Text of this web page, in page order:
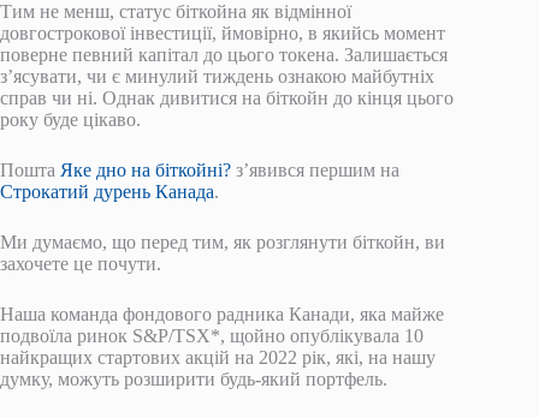
Тим не менш, статус біткойна як відмінної
довгострокової інвестиції, ймовірно, в якийсь момент
поверне певний капітал до цього токена. Залишається
з’ясувати, чи є минулий тиждень ознакою майбутніх
справ чи ні. Однак дивитися на біткойн до кінця цього
року буде цікаво.
Пошта Яке дно на біткойні? з’явився першим на
Строкатий дурень Канада.
Ми думаємо, що перед тим, як розглянути біткойн, ви
захочете це почути.
Наша команда фондового радника Канади, яка майже
подвоїла ринок S&P/TSX*, щойно опублікувала 10
найкращих стартових акцій на 2022 рік, які, на нашу
думку, можуть розширити будь-який портфель.